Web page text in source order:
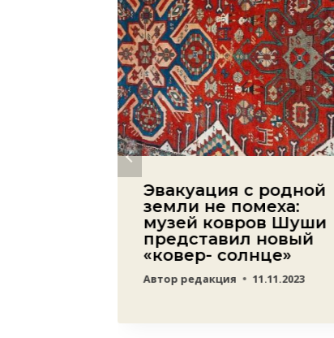
Эвакуация с родной
земли не помеха:
музей ковров Шуши
представил новый
«ковер- солнце»
Автор редакция 11.11.2023